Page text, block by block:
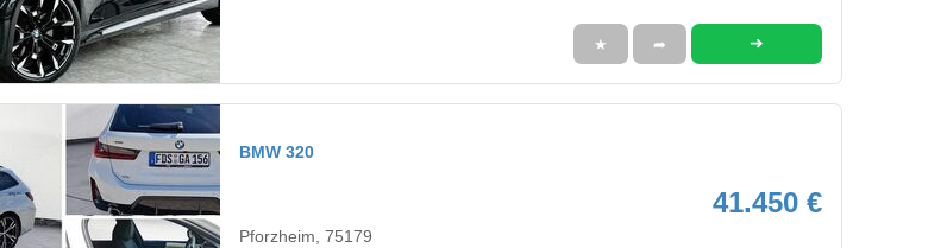
★ ➦ ➜
BMW 320
41.450 €
Pforzheim, 75179